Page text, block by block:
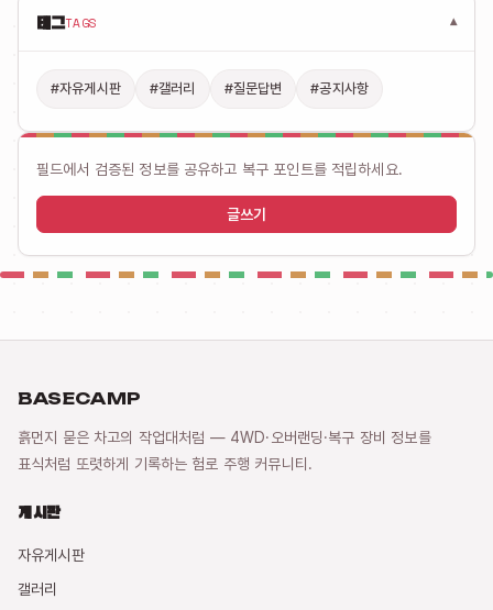
태그TAGS ▾
#자유게시판 #갤러리 #질문답변 #공지사항
필드에서 검증된 정보를 공유하고 복구 포인트를 적립하세요.
글쓰기
BASECAMP
흙먼지 묻은 차고의 작업대처럼 — 4WD·오버랜딩·복구 장비 정보를
표식처럼 또렷하게 기록하는 험로 주행 커뮤니티.
게시판
자유게시판
갤러리